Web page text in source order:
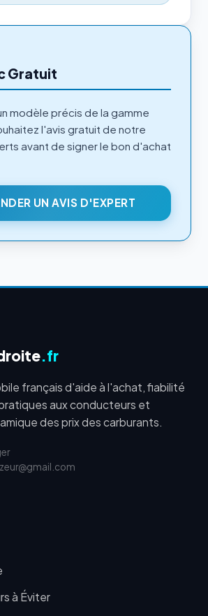
Gratuit
modèle précis de la gamme
l'avis gratuit de notre
avant de signer le bon d'achat
UN AVIS D'EXPERT
.fr
français d'aide à l'achat, fiabilité
aux conducteurs et
des prix des carburants.
à Éviter